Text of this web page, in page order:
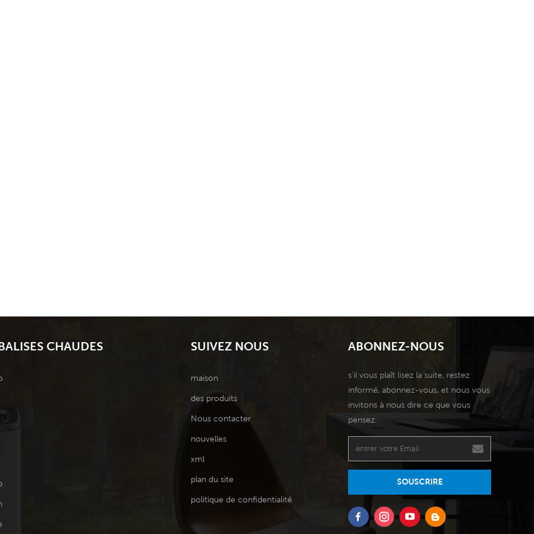
CHAUDES SUIVEZ NOUS
maison
des produits
Nous contacter
nouvelles
xml
plan du site
politique de confidentialité
ABONNEZ-NOUS
s'il vous plaît lisez la suite, restez
informé, abonnez-vous, et nous vous
invitons à nous dire ce que vous
pensez.
SOUSCRIRE